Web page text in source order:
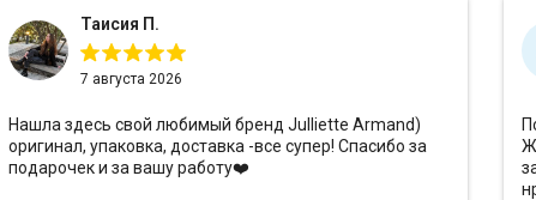
Таисия П.
7 августа 2026
Нашла здесь свой любимый бренд Julliette Armand)
оригинал, упаковка, доставка -все супер! Спасибо за
подарочек и за вашу работу❤️